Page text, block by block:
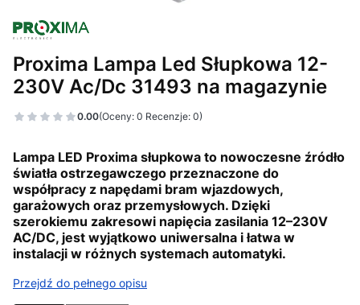
Proxima Lampa Led Słupkowa 12-
230V Ac/Dc 31493 na magazynie
0.00(Oceny: 0 Recenzje: 0)
Lampa LED Proxima słupkowa to nowoczesne źródło
światła ostrzegawczego przeznaczone do
współpracy z napędami bram wjazdowych,
garażowych oraz przemysłowych. Dzięki
szerokiemu zakresowi napięcia zasilania 12–230V
AC/DC, jest wyjątkowo uniwersalna i łatwa w
instalacji w różnych systemach automatyki.
Przejdź do pełnego opisu